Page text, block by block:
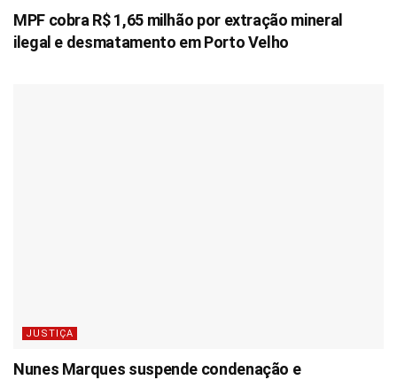
MPF cobra R$ 1,65 milhão por extração mineral
ilegal e desmatamento em Porto Velho
JUSTIÇA
Nunes Marques suspende condenação e